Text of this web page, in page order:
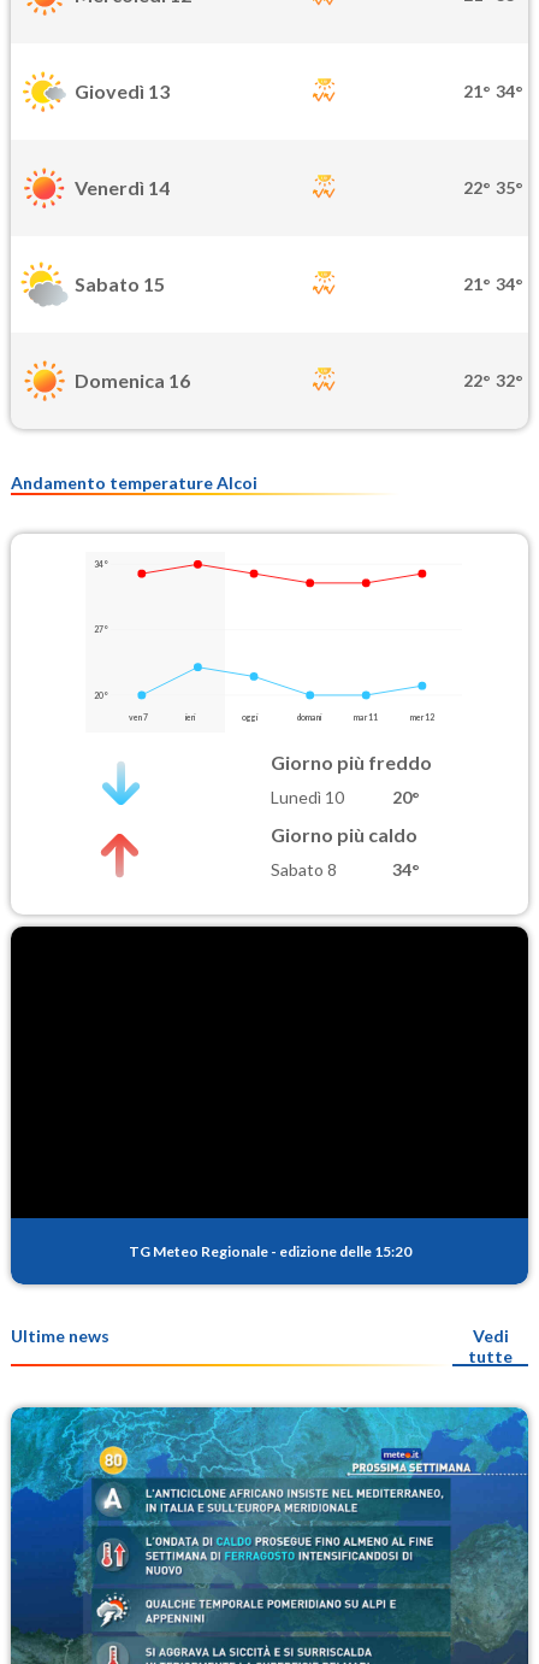
Giovedì 13 21° 34°
Venerdì 14 22° 35°
Sabato 15 21° 34°
Domenica 16 22° 32°
Andamento temperature Alcoi
34°
27°
20°
ven 7 ieri oggi domani mar 11 mer 12
Giorno più freddo
Lunedì 10 20°
Giorno più caldo
Sabato 8 34°
TG Meteo Regionale - edizione delle 15:20
Ultime news
Vedi
tutte